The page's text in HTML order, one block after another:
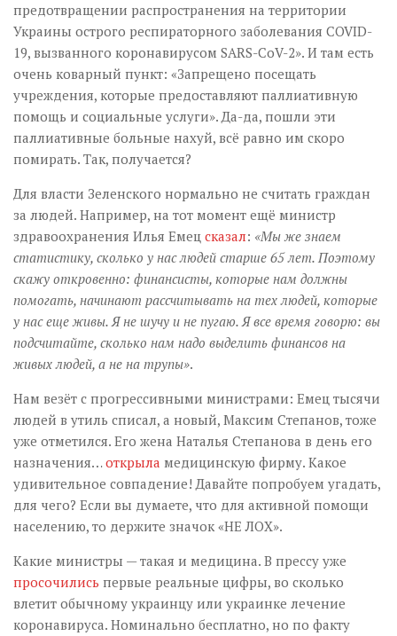
предотвращении распространения на территории
Украины острого респираторного заболевания COVID-
19, вызванного коронавирусом SARS-CoV-2». И там есть
очень коварный пункт: «Запрещено посещать
учреждения, которые предоставляют паллиативную
помощь и социальные услуги». Да-да, пошли эти
паллиативные больные нахуй, всё равно им скоро
помирать. Так, получается?
Для власти Зеленского нормально не считать граждан
за людей. Например, на тот момент ещё министр
здравоохранения Илья Емец сказал: «Мы же знаем
статистику, сколько у нас людей старше 65 лет. Поэтому
скажу откровенно: финансисты, которые нам должны
помогать, начинают рассчитывать на тех людей, которые
у нас еще живы. Я не шучу и не пугаю. Я все время говорю: вы
подсчитайте, сколько нам надо выделить финансов на
живых людей, а не на трупы».
Нам везёт с прогрессивными министрами: Емец тысячи
людей в утиль списал, а новый, Максим Степанов, тоже
уже отметился. Его жена Наталья Степанова в день его
назначения…открыла медицинскую фирму. Какое
удивительное совпадение! Давайте попробуем угадать,
для чего? Если вы думаете, что для активной помощи
населению, то держите значок «НЕ ЛОХ».
Какие министры — такая и медицина. В прессу уже
просочились первые реальные цифры, во сколько
влетит обычному украинцу или украинке лечение
коронавируса. Номинально бесплатно, но по факту